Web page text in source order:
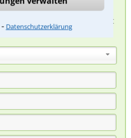
⁃ Datenschutzerklärung
weitere Vorgehen
durch einen Anwalt